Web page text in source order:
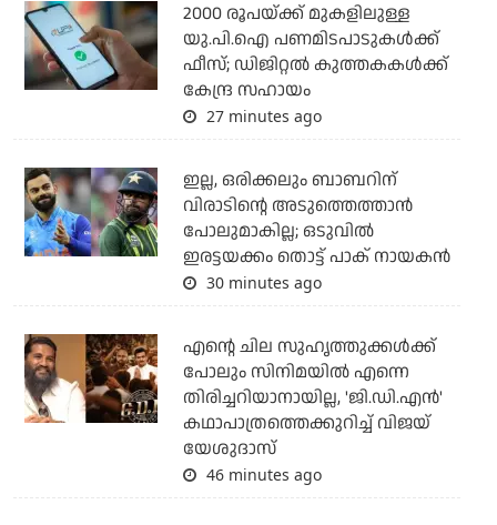
2000 രൂപയ്ക്ക് മുകളിലുള്ള
യു.പി.ഐ പണമിടപാടുകള്‍ക്ക്
ഫീസ്; ഡിജിറ്റല്‍ കുത്തകകള്‍ക്ക്
കേന്ദ്ര സഹായം
27 minutes ago
ഇല്ല, ഒരിക്കലും ബാബറിന്
വിരാടിന്റെ അടുത്തെത്താന്‍
പോലുമാകില്ല; ഒടുവില്‍
ഇരട്ടയക്കം തൊട്ട് പാക് നായകന്‍
30 minutes ago
എന്റെ ചില സുഹൃത്തുക്കൾക്ക്
പോലും സിനിമയിൽ എന്നെ
തിരിച്ചറിയാനായില്ല, 'ജി.ഡി.എൻ'
കഥാപാത്രത്തെക്കുറിച്ച് വിജയ്
യേശുദാസ്
46 minutes ago